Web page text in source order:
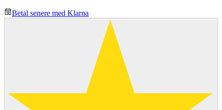
Betal senere med Klarna